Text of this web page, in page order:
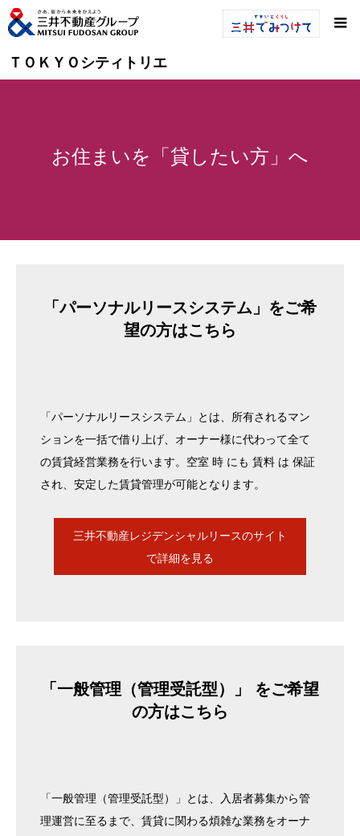
ＴＯＫＹＯシティトリエ
お住まいを「貸したい方」へ
「パーソナルリースシステム」をご希
望の方はこちら
「パーソナルリースシステム」とは、所有されるマン
ションを一括で借り上げ、オーナー様に代わって全て
の賃貸経営業務を行います。空室 時 にも 賃料 は 保証
され、安定した賃貸管理が可能となります。
三井不動産レジデンシャルリースのサイト
で詳細を見る
「一般管理（管理受託型）」 をご希望
の方はこちら
「一般管理（管理受託型）」とは、入居者募集から管
理運営に至るまで、賃貸に関わる煩雑な業務をオーナ